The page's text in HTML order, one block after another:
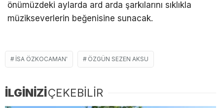
önümüzdeki aylarda ard arda şarkılarını sıklıkla
müzikseverlerin beğenisine sunacak.
İSA ÖZKOCAMAN' ÖZGÜN SEZEN AKSU
İLGİNİZİÇEKEBİLİR